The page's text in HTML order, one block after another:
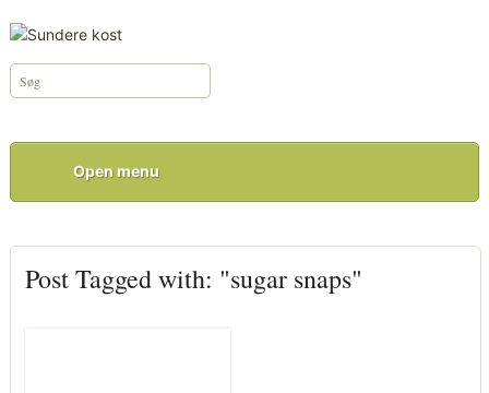
Open menu
Post Tagged with: "sugar snaps"